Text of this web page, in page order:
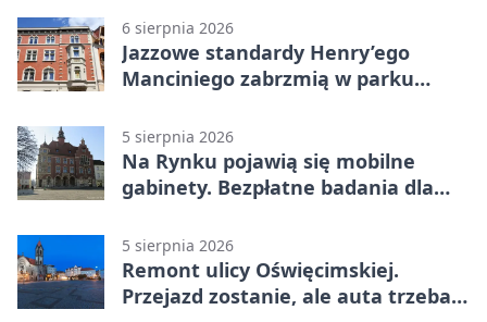
6 sierpnia 2026
Jazzowe standardy Henry’ego
Manciniego zabrzmią w parku
5 sierpnia 2026
Na Rynku pojawią się mobilne
gabinety. Bezpłatne badania dla
5 sierpnia 2026
Remont ulicy Oświęcimskiej.
Przejazd zostanie, ale auta trzeba